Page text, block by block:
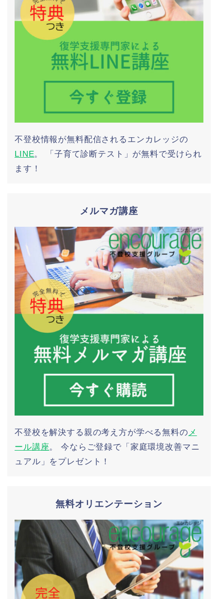
不登校情報が無料配信されるエンカレッジの
LINE。 「子育て診断テスト」が無料で受けられ
ます！
メルマガ講座
不登校を解決する親の考え方が学べる無料の メ
ール講座。 今ならご登録で「家庭環境改善マニ
ュアル」をプレゼント！
無料オリエンテーション